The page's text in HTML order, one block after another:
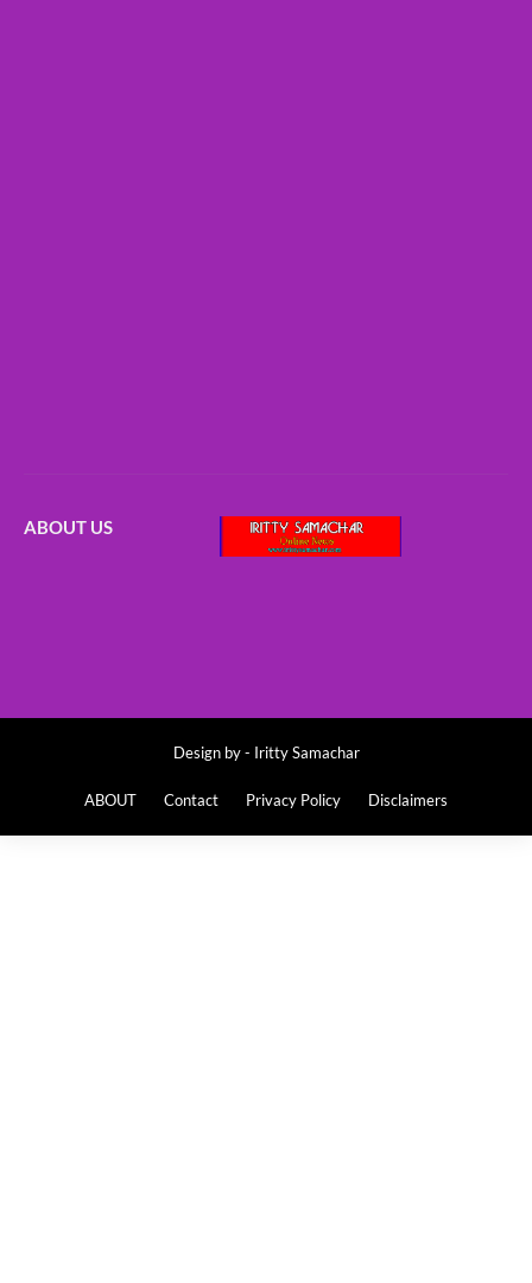
ABOUT US
Design by - Iritty Samachar
ABOUT Contact Privacy Policy Disclaimers